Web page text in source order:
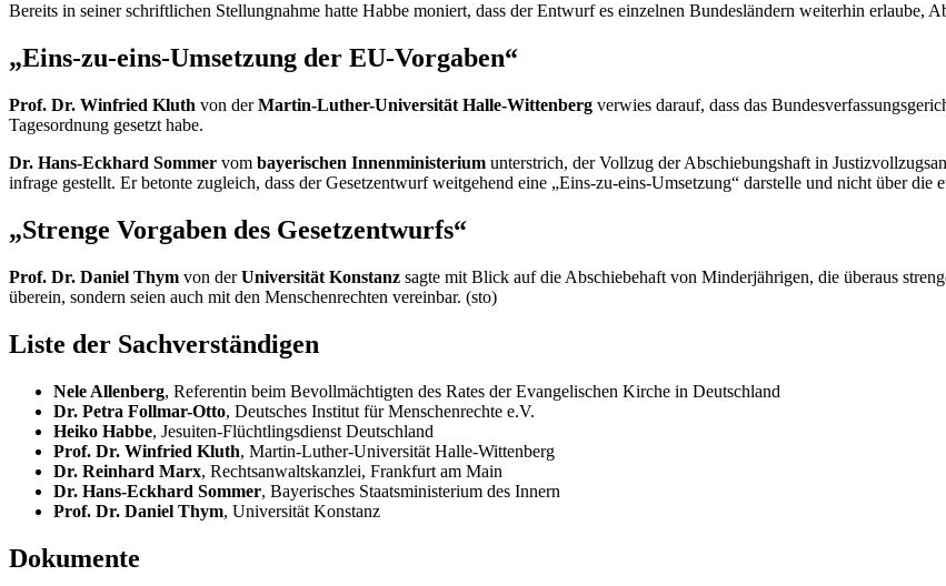
Bereits in seiner schriftlichen Stellungnahme hatte Habbe moniert, dass der Entwurf es einzelnen Bundesländern weiterhin erlaube,
„Eins-zu-eins-Umsetzung der EU-Vorgaben“
Prof. Dr. Winfried Kluth von derMartin-Luther-Universität Halle-Wittenberg verwies darauf, dass das
Tagesordnung gesetzt habe.
Dr. Hans-Eckhard Sommer vom bayerischen Innenministerium unterstrich, der Vollzug der Abschiebungshaft in
infrage gestellt. Er betonte zugleich, dass der Gesetzentwurf weitgehend eine „Eins-zu-eins-Umsetzung“ darstelle und nicht über die
„Strenge Vorgaben des Gesetzentwurfs“
Prof. Dr. Daniel Thym von derUniversität Konstanz sagte mit Blick auf die Abschiebehaft von Minderjährigen, die überaus
überein, sondern seien auch mit den Menschenrechten vereinbar. (sto)
Liste der Sachverständigen
Nele Allenberg, Referentin beim Bevollmächtigten des Rates der Evangelischen Kirche in Deutschland
Dr. Petra Follmar-Otto, Deutsches Institut für Menschenrechte e.V.
Heiko Habbe, Jesuiten-Flüchtlingsdienst Deutschland
Prof. Dr. Winfried Kluth, Martin-Luther-Universität Halle-Wittenberg
Dr. Reinhard Marx, Rechtsanwaltskanzlei, Frankfurt am Main
Dr. Hans-Eckhard Sommer, Bayerisches Staatsministerium des Innern
Prof. Dr. Daniel Thym, Universität Konstanz
Dokumente